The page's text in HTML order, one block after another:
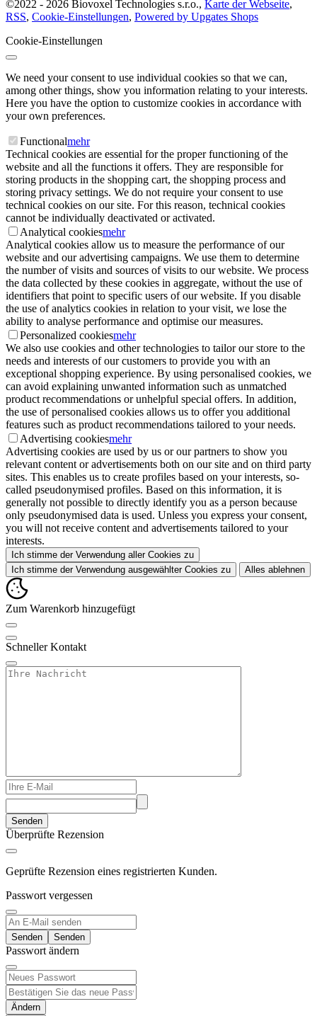
©2022 - 2026 Biovoxel Technologies s.r.o., Karte der Webseite,
RSS, Cookie-Einstellungen, Powered by Upgates Shops
Cookie-Einstellungen
We need your consent to use individual cookies so that we can,
among other things, show you information relating to your interests.
Here you have the option to customize cookies in accordance with
your own preferences.
Functionalmehr
Technical cookies are essential for the proper functioning of the
website and all the functions it offers. They are responsible for
storing products in the shopping cart, the shopping process and
storing privacy settings. We do not require your consent to use
technical cookies on our site. For this reason, technical cookies
cannot be individually deactivated or activated.
Analytical cookiesmehr
Analytical cookies allow us to measure the performance of our
website and our advertising campaigns. We use them to determine
the number of visits and sources of visits to our website. We process
the data collected by these cookies in aggregate, without the use of
identifiers that point to specific users of our website. If you disable
the use of analytics cookies in relation to your visit, we lose the
ability to analyse performance and optimise our measures.
Personalized cookiesmehr
We also use cookies and other technologies to tailor our store to the
needs and interests of our customers to provide you with an
exceptional shopping experience. By using personalised cookies, we
can avoid explaining unwanted information such as unmatched
product recommendations or unhelpful special offers. In addition,
the use of personalised cookies allows us to offer you additional
features such as product recommendations tailored to your needs.
Advertising cookiesmehr
Advertising cookies are used by us or our partners to show you
relevant content or advertisements both on our site and on third party
sites. This enables us to create profiles based on your interests, so-
called pseudonymised profiles. Based on this information, it is
generally not possible to directly identify you as a person because
only pseudonymised data is used. Unless you express your consent,
you will not receive content and advertisements tailored to your
interests.
Ich stimme der Verwendung aller Cookies zu
Ich stimme der Verwendung ausgewählter Cookies zu
Alles ablehnen
Zum Warenkorb hinzugefügt
Schneller Kontakt
Senden
Überprüfte Rezension
Geprüfte Rezension eines registrierten Kunden.
Passwort vergessen
Senden
Passwort ändern